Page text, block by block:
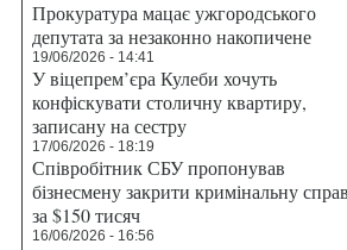
Прокуратура мацає ужгородського
депутата за незаконно накопичене
19/06/2026 - 14:41
У віцепрем’єра Кулеби хочуть
конфіскувати столичну квартиру,
записану на сестру
17/06/2026 - 18:19
Співробітник СБУ пропонував
бізнесмену закрити кримінальну
за $150 тисяч
16/06/2026 - 16:56